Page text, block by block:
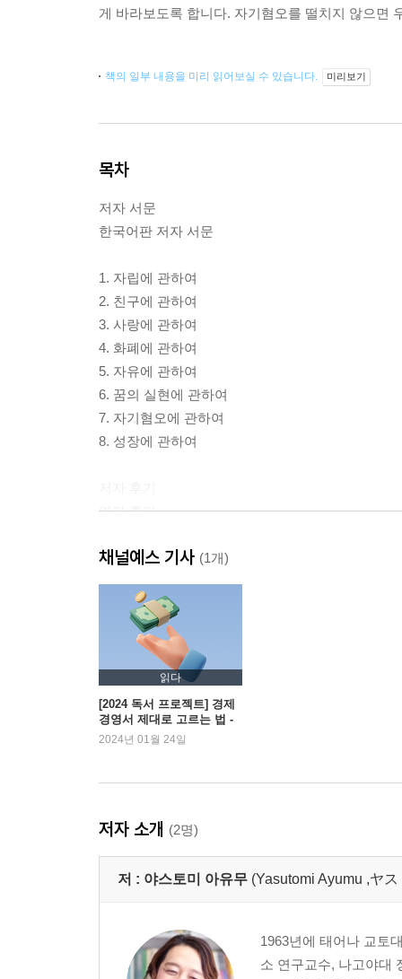
게 바라보도록 합니다. 자기혐오를 떨치지 않으면
책의 일부 내용을 미리 읽어보실 수 있습니다. 미리보기
목차
저자 서문
한국어판 저자 서문
1. 자립에 관하여
2. 친구에 관하여
3. 사랑에 관하여
4. 화폐에 관하여
5. 자유에 관하여
6. 꿈의 실현에 관하여
7. 자기혐오에 관하여
8. 성장에 관하여
역자 후기
본문에 나온 도서의 목록
채널예스 기사 (1개)
읽다
[2024 독서 프로젝트] 경제
경영서 제대로 고르는 법 -
김얀 작가
2024년 01월 24일
저자 소개 (2명)
저 : 야스토미 아유무 (Yasutomi Ayumu ,ヤ
1963년에 태어나 교토
소 연구교수, 나고야대